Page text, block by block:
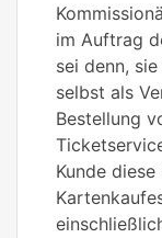
im Auftrag
sei denn,
selbst als
Bestellung
Kunde